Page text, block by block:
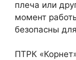
плеча или
момент
безопасны
ПТРК